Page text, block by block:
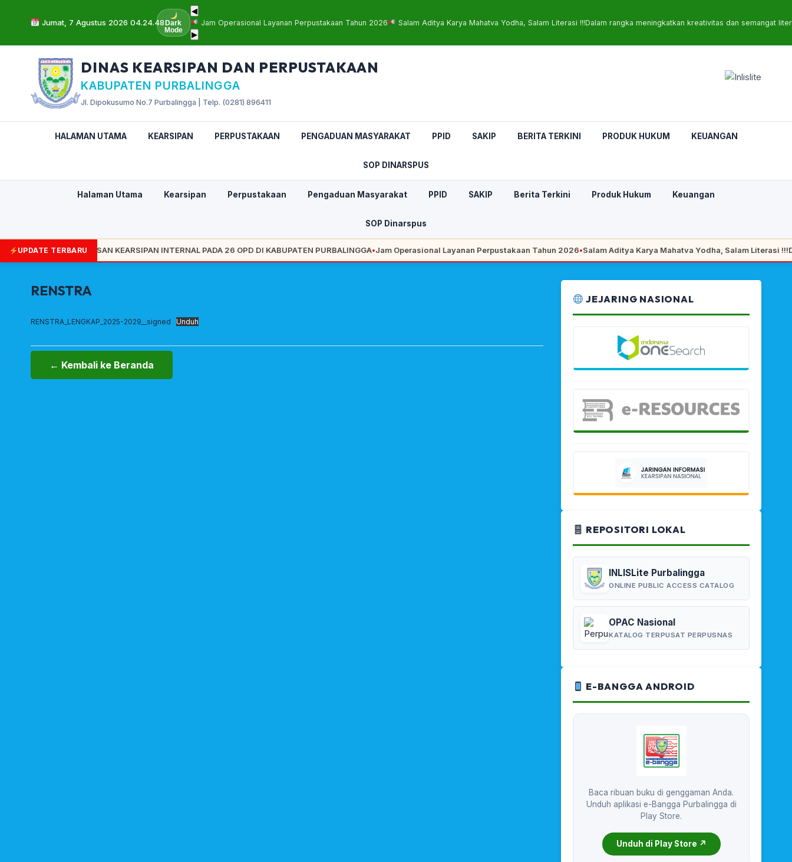
Jumat, 7 Agustus 2026 04.24.49 Dark
Mode
◀
Jam Operasional Layanan Perpustakaan Tahun 2026
Salam Aditya Karya Mahatva Yodha, Salam Literasi !!!Dalam rangka meningkatkan kreativitas dan semangat
▶
DINAS KEARSIPAN DAN PERPUSTAKAAN
KABUPATEN PURBALINGGA
Jl. Dipokusumo No.7 Purbalingga | Telp. (0281) 896411
HALAMAN UTAMA KEARSIPAN PERPUSTAKAAN PENGADUAN MASYARAKAT PPID SAKIP BERITA TERKINI PRODUK HUKUM KEUANGAN
SOP DINARSPUS
Halaman Utama Kearsipan Perpustakaan Pengaduan Masyarakat PPID SAKIP Berita Terkini Produk Hukum Keuangan
SOP Dinarspus
UPDATE TERBARU
PENGAWASAN KEARSIPAN INTERNAL PADA 26 OPD DI KABUPATEN PURBALINGGA•Jam Operasional Layanan Perpustakaan Tahun 2026•Salam Aditya Karya Mahatva Yodha, Salam Literasi
RENSTRA
RENSTRA_LENGKAP_2025-2029__signed Unduh
← Kembali ke Beranda
JEJARING NASIONAL
REPOSITORI LOKAL
INLISLite Purbalingga
ONLINE PUBLIC ACCESS CATALOG
OPAC Nasional
KATALOG TERPUSAT PERPUSNAS
E-BANGGA ANDROID
Baca ribuan buku di genggaman Anda.
Unduh aplikasi e-Bangga Purbalingga di
Play Store.
Unduh di Play Store ↗